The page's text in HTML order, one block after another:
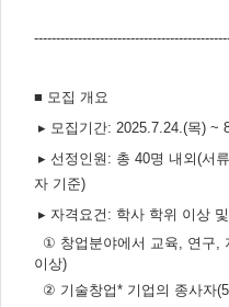
표
첨
파
출
처,
저
권
유
■ 모집 개요
▸ 모집기간: 2025.7.24.(목) ~
▸ 선정인원 : 총 40명 내외(서
자 기준)
▸ 자격요건 : 학사 학위 이상
① 창업분야에서 교육, 연구,
이상)
② 기술창업* 기업의 종사자(5